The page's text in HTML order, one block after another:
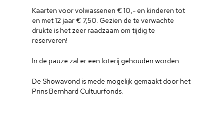
Kaarten voor volwassenen € 10,- en kinderen tot
en met 12 jaar € 7,50. Gezien de te verwachte
drukte is het zeer raadzaam om tijdig te
reserveren!
In de pauze zal er een loterij gehouden worden.
De Showavond is mede mogelijk gemaakt door het
Prins Bernhard Cultuurfonds.
Home
Cultuuragenda